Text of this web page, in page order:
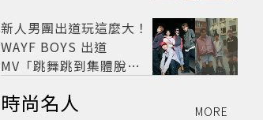
新人男團出道玩這麼大！
WAYF BOYS 出道
MV「跳舞跳到集體脫
影片爆紅
時尚名人 MORE